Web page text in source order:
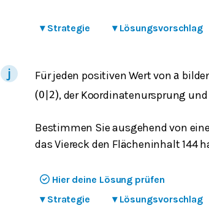
▾ Strategie ▾ Lösungsvorschlag
Für jeden positiven Wert vona
(0 2), der Koordinatenursprung
Bestimmen Sie ausgehend von
das Viereck den Flächeninhalt 144
Hier deine Lösung prüfen
▾ Strategie ▾ Lösungsvorschlag